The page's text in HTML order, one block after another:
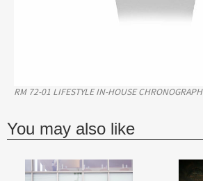
RM 72-01 LIFESTYLE IN-HOUSE CHRONOGRAPH
You may also like